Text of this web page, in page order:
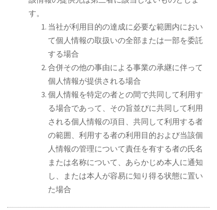
す。
当社が利用目的の達成に必要な範囲内におい
て個人情報の取扱いの全部または一部を委託
する場合
合併その他の事由による事業の承継に伴って
個人情報が提供される場合
個人情報を特定の者との間で共同して利用す
る場合であって、その旨並びに共同して利用
される個人情報の項目、共同して利用する者
の範囲、利用する者の利用目的および当該個
人情報の管理について責任を有する者の氏名
または名称について、あらかじめ本人に通知
し、または本人が容易に知り得る状態に置い
た場合